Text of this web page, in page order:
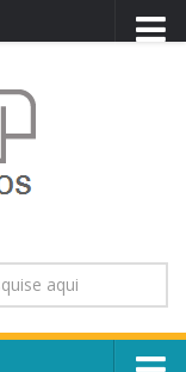
TRANSPARÊNCIA
OUVIDORIA